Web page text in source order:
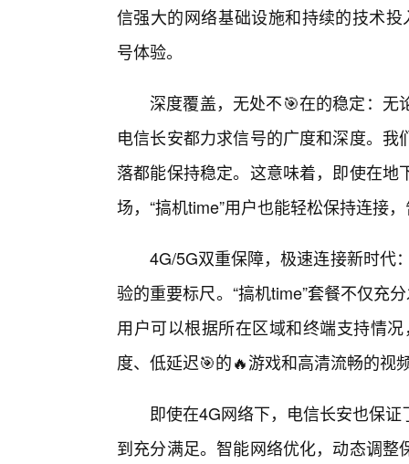
信强大的网络基础设施和持续的技术
号体验。
深度覆盖，无处不🎯在的稳定：
电信长安都力求信号的广度和深度。
落都能保持稳定。这意味着，即使在
场，“搞机time”用户也能轻松保持连接
4G/5G双重保障，极速连接新时代
验的重要标尺。“搞机time”套餐不仅充
用户可以根据所在区域和终端支持情
度、低延迟🎯的🔥游戏和高清流畅的视
即使在4G网络下，电信长安也保
到充分满足。智能网络优化，动态调